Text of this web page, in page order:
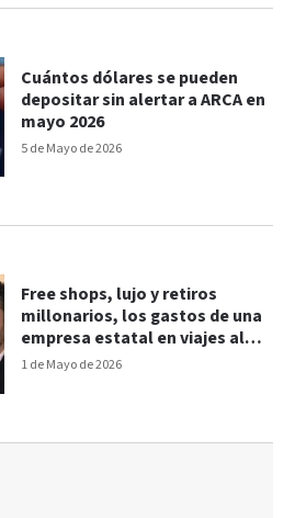
5 de Mayo de 2026
Cuántos dólares se pueden
depositar sin alertar a ARCA en
mayo 2026
1 de Mayo de 2026
Free shops, lujo y retiros
millonarios, los gastos de una
empresa estatal en viajes al
exterior